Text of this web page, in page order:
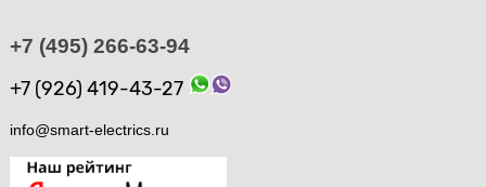
+7 (495) 266-63-94
+7 (926) 419-43-27
info@smart-electrics.ru